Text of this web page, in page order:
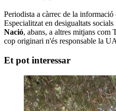
Periodista a càrrec de la
Especialitzat en desigualtats
Nació, abans, a altres mitjans
cop originari n'és responsable la
Et pot interessar